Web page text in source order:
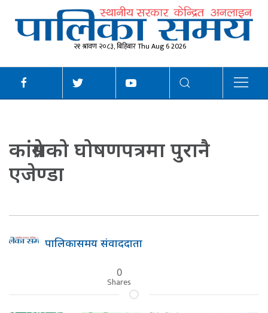
२१ श्रावण २०८३, बिहिबार Thu Aug 6 2026
कांग्रेसको घोषणपत्रमा पुरानै
एजेण्डा
पालिकासमय संवाददाता
0
Shares